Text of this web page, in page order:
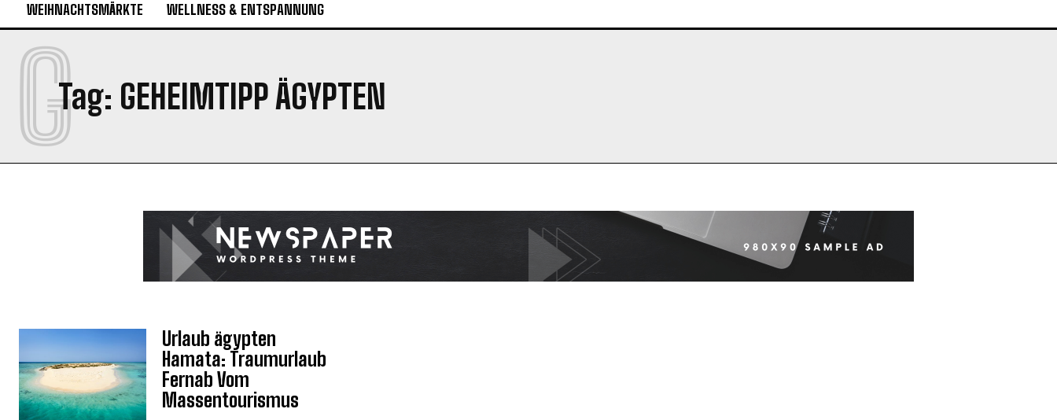
I WANT IN
I've read and accept thePrivacy Policy.
WEIHNACHTSMÄRKTE WELLNESS & ENTSPANNUNG
Tag: GEHEIMTIPP ÄGYPTEN
G
Urlaub ägypten
Hamata: Traumurlaub
Fernab Vom
Massentourismus